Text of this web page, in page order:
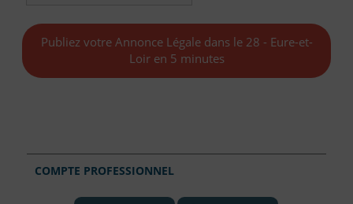
Publiez votre Annonce Légale dans le 28 - Eure-et-
Loir en 5 minutes
COMPTE PROFESSIONNEL